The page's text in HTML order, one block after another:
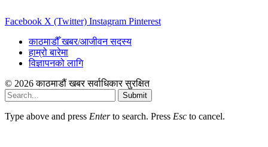
Facebook X (Twitter) Instagram Pinterest
काठमाडौँ खबर/आजीवन सदस्य
हाम्रो बारेमा
विज्ञापनको लागि
© 2026 काठमाडौं खबर सर्वाधिकार सुरक्षित
Submit
Type above and press Enterto search. Press Esc to cancel.